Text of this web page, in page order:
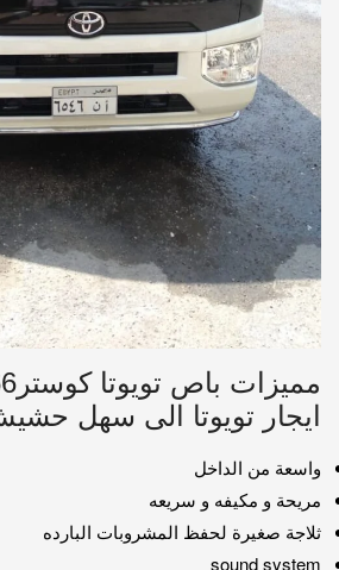
ايجار تويوتا الى سهل
واسعة من الداخل
مريحة و مكيفه و سريعه
ثلاجة صغيرة لحفظ المشروبات البارده
sound system